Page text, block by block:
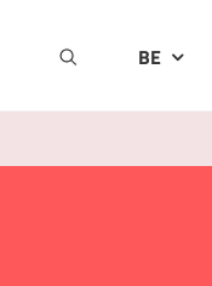
BE
NL